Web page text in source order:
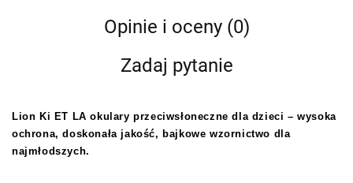
Opinie i oceny (0)
Zadaj pytanie
Lion Ki ET LA okulary przeciwsłoneczne dla dzieci – wysoka
ochrona, doskonała jakość, bajkowe wzornictwo dla
najmłodszych.